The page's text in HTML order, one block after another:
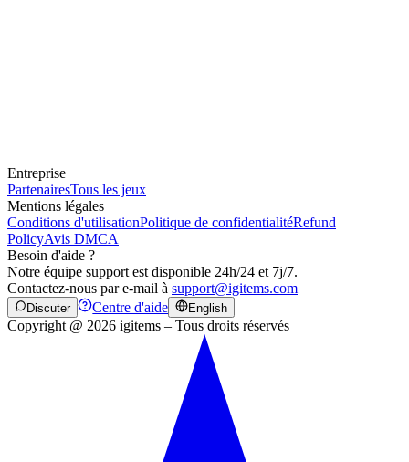
Entreprise
PartenairesTous les jeux
Mentions légales
Conditions d'utilisationPolitique de confidentialitéRefund
PolicyAvis DMCA
Besoin d'aide ?
Notre équipe support est disponible 24h/24 et 7j/7.
Contactez-nous par e-mail à support@igitems.com
Discuter Centre d'aide English
Copyright @ 2026 igitems – Tous droits réservés